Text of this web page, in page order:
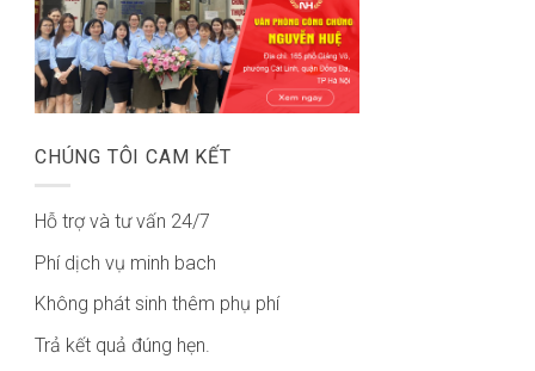
CHÚNG TÔI CAM KẾT
Hỗ trợ và tư vấn 24/7
Phí dịch vụ minh bach
Không phát sinh thêm phụ phí
Trả kết quả đúng hẹn.